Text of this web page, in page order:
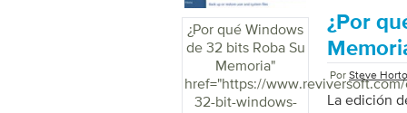
Windows
cuando
incluirá
puede venir
optan por
¿Por qué Windows
de 32 bits Roba Su
Memoria"
href="https://
32-bit-windows-
¿Por
Por Steve
La edición